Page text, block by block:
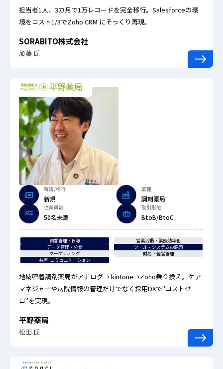
担当者1人、3カ月で1万レコードを完全移行。Salesforceの環
境をコスト1/3でZoho CRM にそっくり再現。
SORABITO株式会社
加藤 氏
新規/移行
新規
業種
調剤薬局
従業員数
50名未満
取引形態
BtoB/BtoC
顧客管理・日報
営業活動・業務効率化
データ管理・分析
ツール・システムの課題
マーケティング
財務・経営管理
共有·コミュニケーション
地域密着調剤薬局がアナログ→ kintone→Zoho乗り換え。ケア
マネジャーや病院情報の管理だけでなく採用DXで"コストゼ
ロ"を実現。
平野薬局
松田 氏